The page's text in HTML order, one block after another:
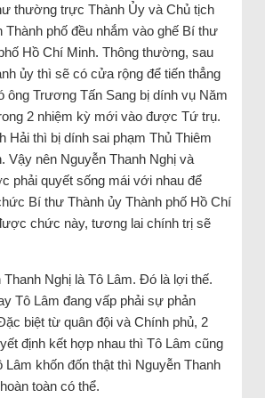
thường trực Thành Ủy và Chủ tịch
Thành phố đều nhắm vào ghế Bí thư
Hồ Chí Minh. Thông thường, sau
ủy thì sẽ có cửa rộng để tiến thẳng
ông Trương Tấn Sang bị dính vụ Năm
2 nhiệm kỳ mới vào được Tứ trụ.
Hải thì bị dính sai phạm Thủ Thiêm
Vậy nên Nguyễn Thanh Nghị và
phải quyết sống mái với nhau để
Bí thư Thành ủy Thành phố Hồ Chí
chức này, tương lai chính trị sẽ
Nghị là Tô Lâm. Đó là lợi thế.
Tô Lâm đang vấp phải sự phản
biệt từ quân đội và Chính phủ, 2
định kết hợp nhau thì Tô Lâm cũng
Lâm khốn đốn thật thì Nguyễn Thanh
toàn có thể.